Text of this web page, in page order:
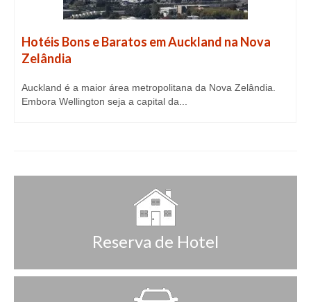
Hotéis Bons e Baratos em Auckland na Nova
Zelândia
Auckland é a maior área metropolitana da Nova Zelândia.
Embora Wellington seja a capital da...
Reserva de Hotel